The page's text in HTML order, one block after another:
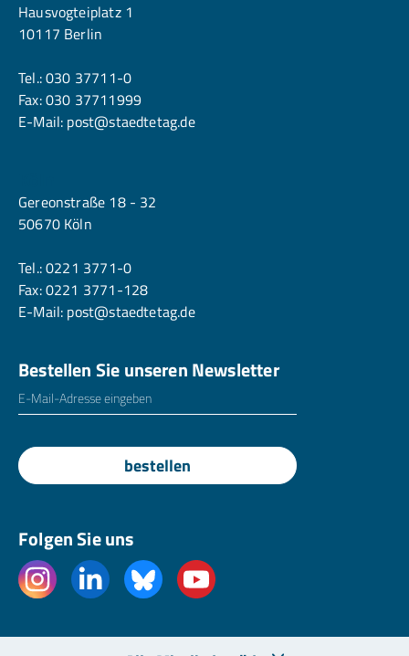
Hausvogteiplatz 1
10117 Berlin
Tel.:030 37711-0
Fax: 030 37711999
E-Mail: post@staedtetag.de
Gereonstraße 18 - 32
50670 Köln
Tel.:0221 3771-0
Fax: 0221 3771-128
E-Mail: post@staedtetag.de
Bestellen Sie unseren Newsletter
E-Mailadresse
bestellen
Folgen Sie uns